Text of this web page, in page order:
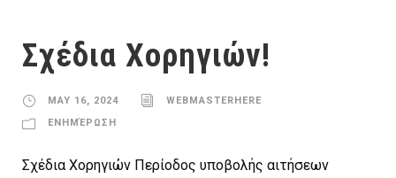
Σχέδια Χορηγιών!
MAY 16, 2024
WEBMASTERHERE
ΕΝΗΜΈΡΩΣΗ
Σχέδια Χορηγιών Περίοδος υποβολής αιτήσεων